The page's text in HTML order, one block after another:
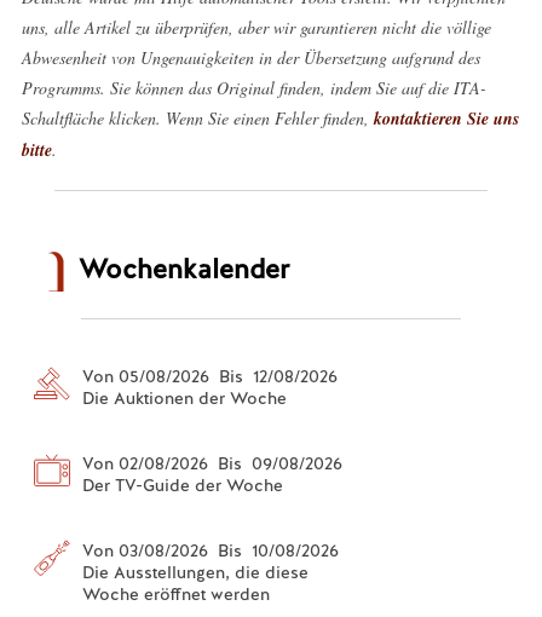
uns, alle Artikel zu überprüfen, aber wir garantieren nicht die völlige
Abwesenheit von Ungenauigkeiten in der Übersetzung aufgrund des
Programms. Sie können das Original finden, indem Sie auf die ITA-
Schaltfläche klicken. Wenn Sie einen Fehler finden,kontaktieren Sie uns
bitte.
Wochenkalender
Von 05/08/2026 Bis 12/08/2026
Die Auktionen der Woche
Von 02/08/2026 Bis 09/08/2026
Der TV-Guide der Woche
Von 03/08/2026 Bis 10/08/2026
Die Ausstellungen, die diese
Woche eröffnet werden